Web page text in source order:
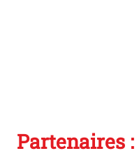
Partenaires :